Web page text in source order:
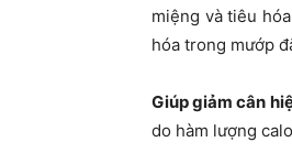
miệng và tiêu
hóa trong mướp
Giúp giảm cân
do hàm lượng